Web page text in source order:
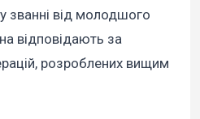
званні від молодшого
відповідають за
розроблених вищим